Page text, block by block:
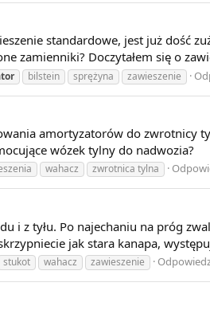
standardowe, jest już dość
zamienniki? Doczytałem się o
bilstein sprężyna zawieszenie
amortyzatorów do zwrotnicy
wózek tylny do nadwozia?
wahacz zwrotnica tylna
i z tyłu. Po najechaniu na próg
jak stara kanapa,
stukot wahacz zawieszenie